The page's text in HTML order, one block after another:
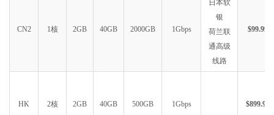
日本软
银
荷兰联
通高级
线路
CN2 1核 2GB 40GB 2000GB 1Gbps $99.99
HK 2核 2GB 40GB 500GB 1Gbps $899.99